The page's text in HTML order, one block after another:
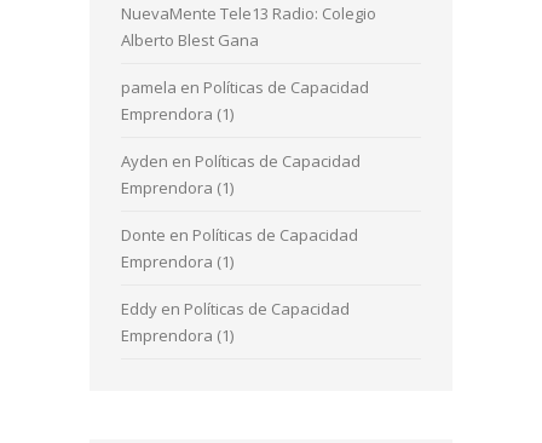
NuevaMente Tele13 Radio: Colegio
Alberto Blest Gana
pamela en Políticas de Capacidad
Emprendora (1)
Ayden en Políticas de Capacidad
Emprendora (1)
Donte en Políticas de Capacidad
Emprendora (1)
Eddy en Políticas de Capacidad
Emprendora (1)